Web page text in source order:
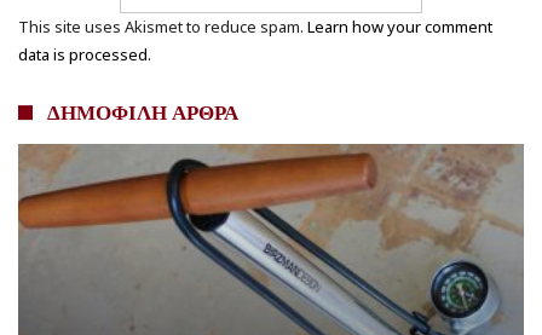
This site uses Akismet to reduce spam. Learn how your comment
data is processed.
ΔΗΜΟΦΙΛΗ ΑΡΘΡΑ